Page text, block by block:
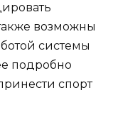
возможны
системы
подробно
спорт